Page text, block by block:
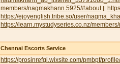
members/nagmakhann.5925/#about||
https://ejoyenglish.tribe.so/user/
https://learn.mystudyseries.co.nz/
Chennai Escorts Service
https://prosinrefgi.wixsite.com/pmbpf/